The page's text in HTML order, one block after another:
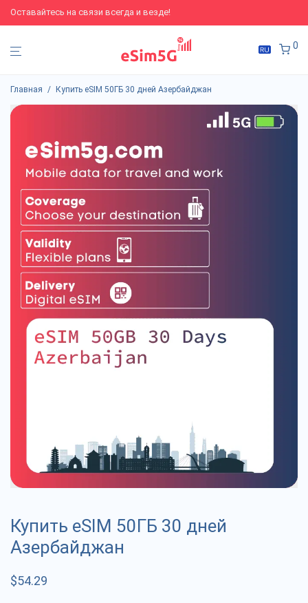
Оставайтесь на связи всегда и везде!
0
Главная / Купить eSIM 50ГБ 30 дней Азербайджан
Купить eSIM 50ГБ 30 дней
Азербайджан
$54.29